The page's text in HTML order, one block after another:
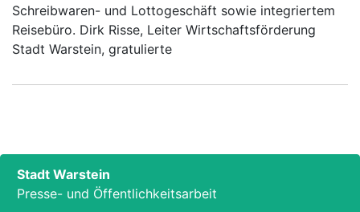
Schreibwaren- und Lottogeschäft sowie integriertem
Reisebüro. Dirk Risse, Leiter Wirtschaftsförderung
Stadt Warstein, gratulierte
Stadt Warstein
Presse- und Öffentlichkeitsarbeit